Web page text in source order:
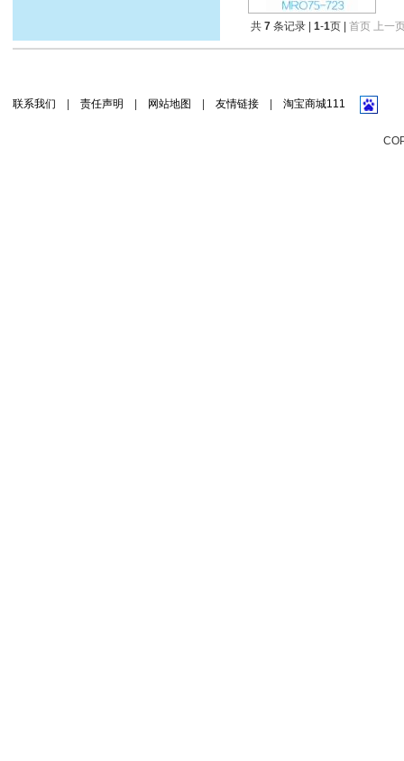
共 7条记录 | 1-1页 | 首页 上一
联系我们 责任声明 网站地图 友情链接 淘宝商城111